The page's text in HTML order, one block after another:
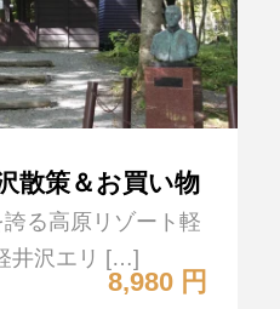
散策＆お買い物
8,980 円
る高原リゾート軽
井沢エリ […]